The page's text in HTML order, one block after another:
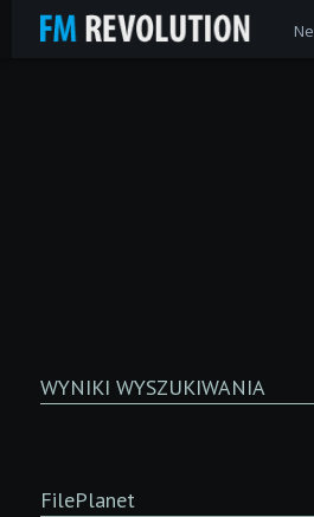
WYNIKI WYSZUKIWANIA
FilePlanet